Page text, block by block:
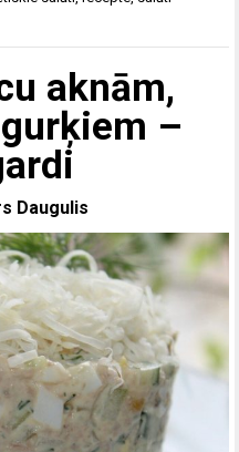
aknām,
–
Daugulis